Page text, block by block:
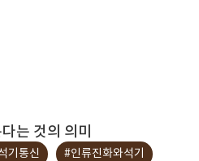
는 것의 의미
기통신 #인류진화와석기